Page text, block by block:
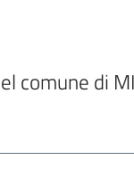
comune di